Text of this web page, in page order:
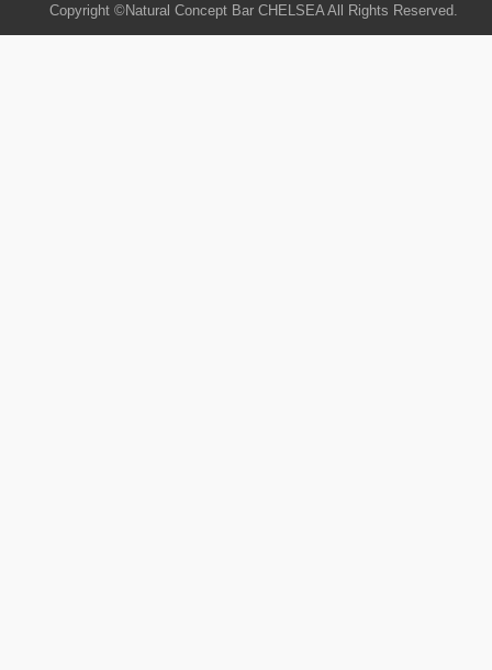
Copyright ©Natural Concept Bar CHELSEA All Rights Reserved.